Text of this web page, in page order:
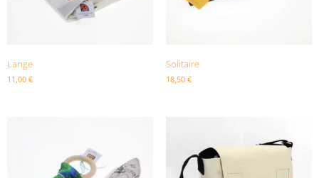
Lange
11,00 €
Solitaire
18,50 €